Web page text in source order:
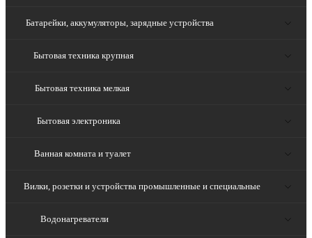
Батарейки, аккумуляторы, зарядные устройства
Бытовая техника крупная
Бытовая техника мелкая
Бытовая электроника
Ванная комната и туалет
Вилки, розетки и устройства промышленные и специальные
Водонагреватели